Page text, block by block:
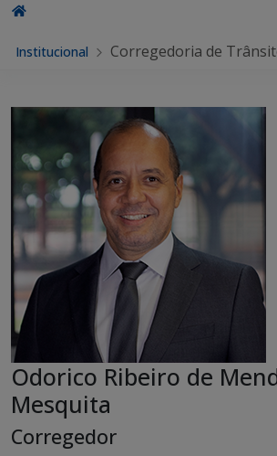
Institucional Corregedoria de
Odorico Ribeiro de
Mesquita
Corregedor